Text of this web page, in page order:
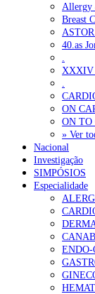
Allergy
Breast
40.as
XXXIV
ON
ON TO
» Ver
Nacional
Investigação
SIMPÓSIOS
Especialidade